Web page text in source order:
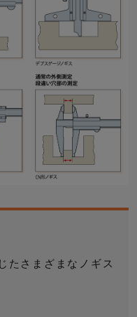
たさまざまなノギス